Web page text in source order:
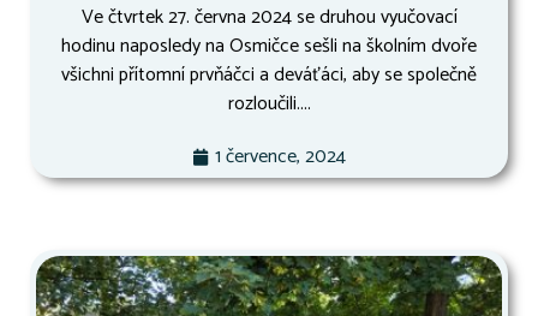
Ve čtvrtek 27. června 2024 se druhou vyučovací
hodinu naposledy na Osmičce sešli na školním dvoře
všichni přítomní prvňáčci a deváťáci, aby se společně
rozloučili....
1 července, 2024